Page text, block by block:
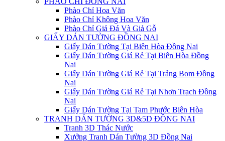
Phào Chỉ Hoa Văn
Phào Chỉ Không Hoa Văn
Phào Chỉ Giả Đá Và Giả Gỗ
GIẤY DÁN TƯỜNG ĐỒNG NAI
Giấy Dán Tường Tại Biên Hòa Đồng Nai
Giấy Dán Tường Giá Rẻ Tại Biên Hòa Đồng
Nai
Giấy Dán Tường Giá Rẻ Tại Trảng Bom Đồng
Nai
Giấy Dán Tường Giá Rẻ Tại Nhơn Trạch Đồng
Nai
Giấy Dán Tường Tại Tam Phước Biên Hòa
TRANH DÁN TƯỜNG 3D&5D ĐỒNG NAI
Tranh 3D Thác Nước
Xưởng Tranh Dán Tường 3D Đồng Nai